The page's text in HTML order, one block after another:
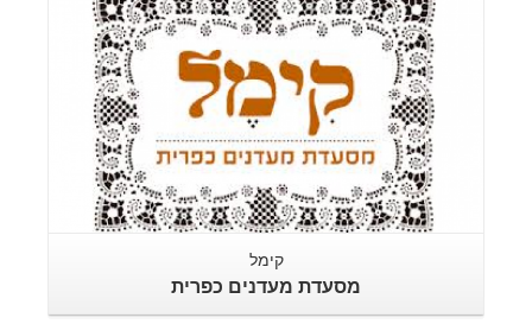
קימל
מסעדת מעדנים כפרית